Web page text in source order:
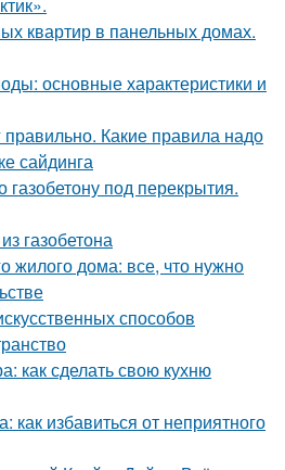
квартир в панельных домах.
основные характеристики и
правильно. Какие правила надо
сайдинга
под перекрытия.
газобетона
жилого дома: все, что нужно
способов
как сделать свою кухню
как избавиться от неприятного